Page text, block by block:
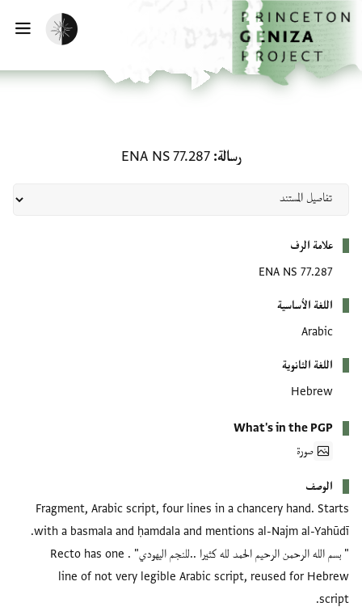
إلى المحتوى الرئيسي
الرئيسية
تفعيل الوضع المظلم
رسالة ENA NS 77.287
علامة الرف
ENA NS 77.287
اللغة الأساسية
Arabic
اللغة الثانوية
Hebrew
What's in the PGP
صورة
الوصف
Fragment, Arabic script, four lines in a chancery hand. Starts
with a basmala and ḥamdala and mentions al-Najm al-Yahūdī.
" بسم الله الرحمن الرحيم الحمد لله كثيرا ..للنجم اليهودي" . Recto has one
line of not very legible Arabic script, reused for Hebrew
script.